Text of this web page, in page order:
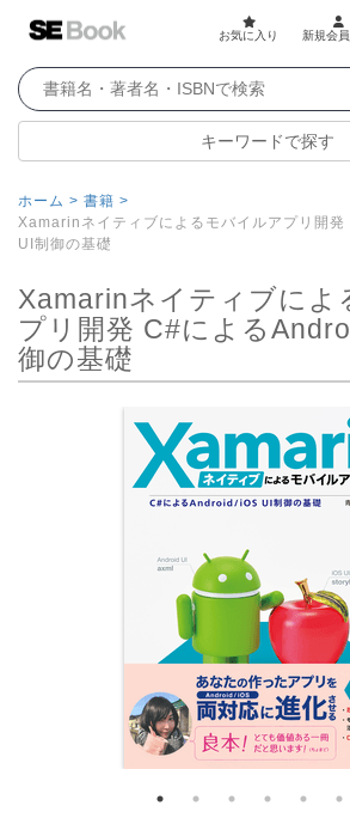
お気に入り 新規会
キーワードで探す
ホーム > 書籍 >
Xamarinネイティブによるモバイルアプリ開
UI制御の基礎
Xamarinネイティブによ
プリ開発 C#による
御の基礎